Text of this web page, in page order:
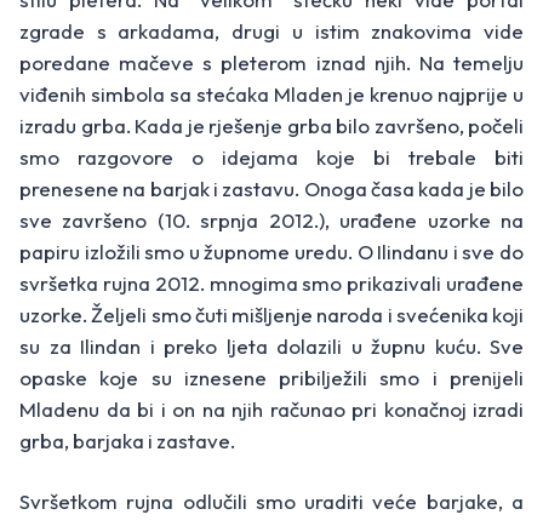
zgrade s arkadama, drugi u istim znakovima vide
poredane mačeve s pleterom iznad njih. Na temelju
viđenih simbola sa stećaka Mladen je krenuo najprije u
izradu grba. Kada je rješenje grba bilo završeno, počeli
smo razgovore o idejama koje bi trebale biti
prenesene na barjak i zastavu. Onoga časa kada je bilo
sve završeno (10. srpnja 2012.), urađene uzorke na
papiru izložili smo u župnome uredu. O Ilindanu i sve do
svršetka rujna 2012. mnogima smo prikazivali urađene
uzorke. Željeli smo čuti mišljenje naroda i svećenika koji
su za Ilindan i preko ljeta dolazili u župnu kuću. Sve
opaske koje su iznesene pribilježili smo i prenijeli
Mladenu da bi i on na njih računao pri konačnoj izradi
grba, barjaka i zastave.
Svršetkom rujna odlučili smo uraditi veće barjake, a